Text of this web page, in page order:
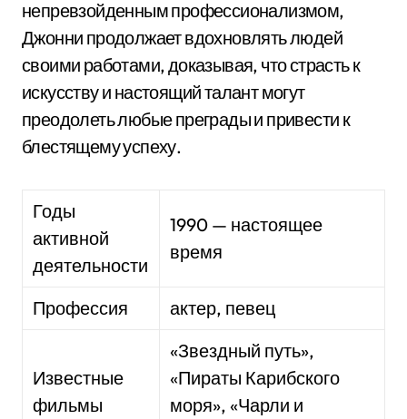
непревзойденным профессионализмом,
Джонни продолжает вдохновлять людей
своими работами, доказывая, что страсть к
искусству и настоящий талант могут
преодолеть любые преграды и привести к
блестящему успеху.
Годы
активной
деятельности
1990 — настоящее
время
Профессия актер, певец
Известные
фильмы
«Звездный путь»,
«Пираты Карибского
моря», «Чарли и